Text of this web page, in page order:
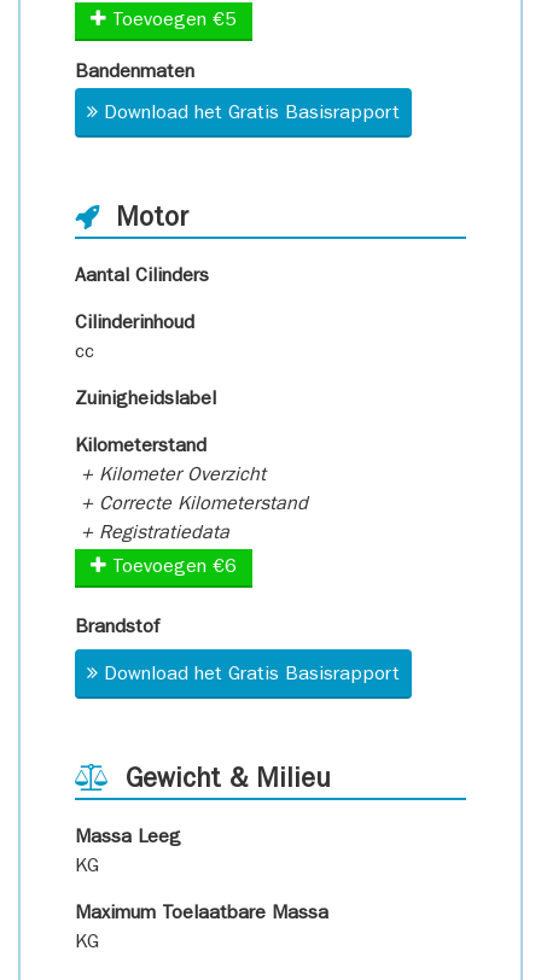
Toevoegen €5
Bandenmaten
Download het Gratis Basisrapport
Motor
Aantal Cilinders
Cilinderinhoud
cc
Zuinigheidslabel
Kilometerstand
+ Kilometer Overzicht
+ Correcte Kilometerstand
+ Registratiedata
Toevoegen €6
Brandstof
Download het Gratis Basisrapport
Gewicht & Milieu
Massa Leeg
KG
Maximum Toelaatbare Massa
KG